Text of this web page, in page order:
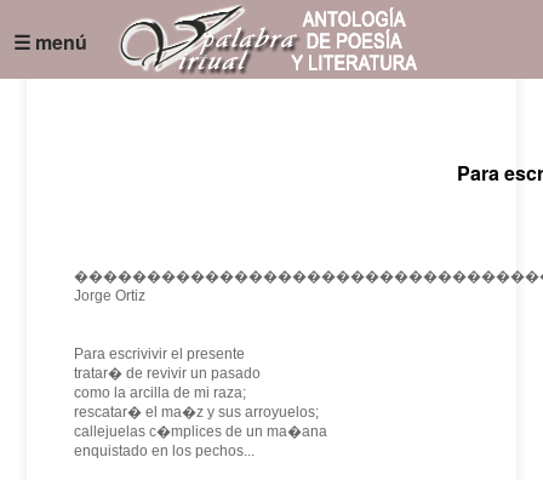
☰ menú
Para
Jorge Ortiz
Para escrivivir el presente
tratar� de revivir un pasado
como la arcilla de mi raza;
rescatar� el ma�z y sus arroyuelos;
callejuelas c�mplices de un ma�ana
enquistado en los pechos...